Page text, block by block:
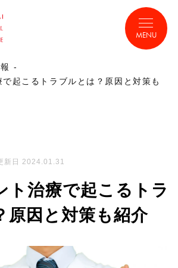
起こるトラブルとは？原因と対策も
日 2024.01.31
ト治療で起こるトラ
原因と対策も紹介
MENU